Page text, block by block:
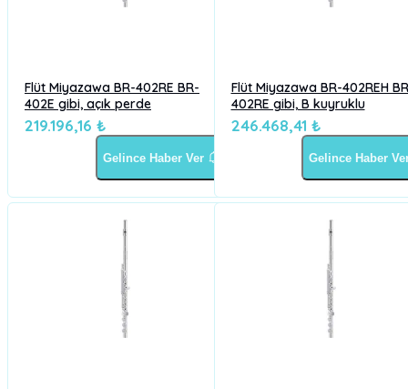
Flüt Miyazawa BR-402RE BR-
402E gibi, açık perde
219.196,16 ₺
Gelince Haber Ver
Flüt Miyazawa BR-402REH
402RE gibi, B kuyruklu
246.468,41 ₺
Gelince Haber